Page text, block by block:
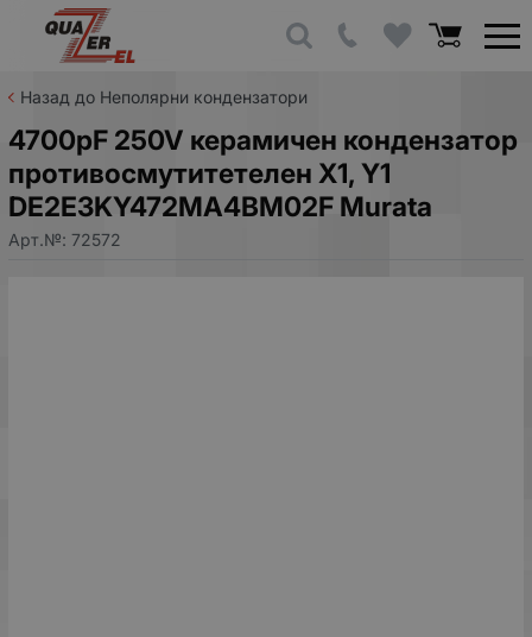
Назад до Неполярни кондензатори
4700pF 250V керамичен кондензатор
противосмутитетелен X1, Y1
DE2E3KY472MA4BM02F Murata
Арт.№: 72572